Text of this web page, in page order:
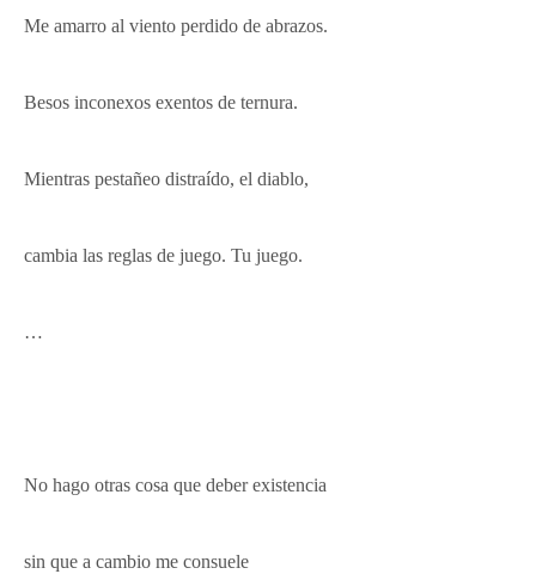
Me amarro al viento perdido de abrazos.
Besos inconexos exentos de ternura.
Mientras pestañeo distraído, el diablo,
cambia las reglas de juego. Tu juego.
…
No hago otras cosa que deber existencia
sin que a cambio me consuele